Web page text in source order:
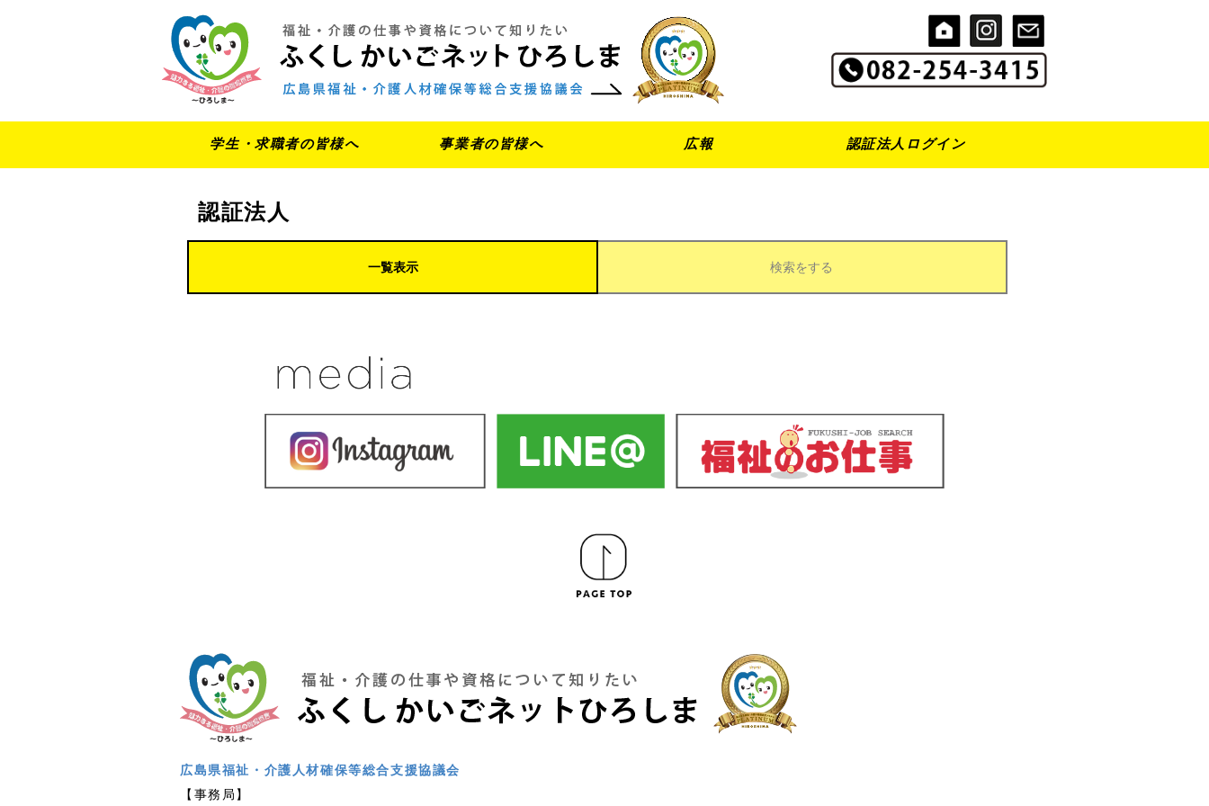
学生・求職者の皆様へ 事業者の皆様へ 広報 認証法人ログイン
認証法人
一覧表示 検索をする
広島県福祉・介護人材確保等総合支援協議会
【事務局】